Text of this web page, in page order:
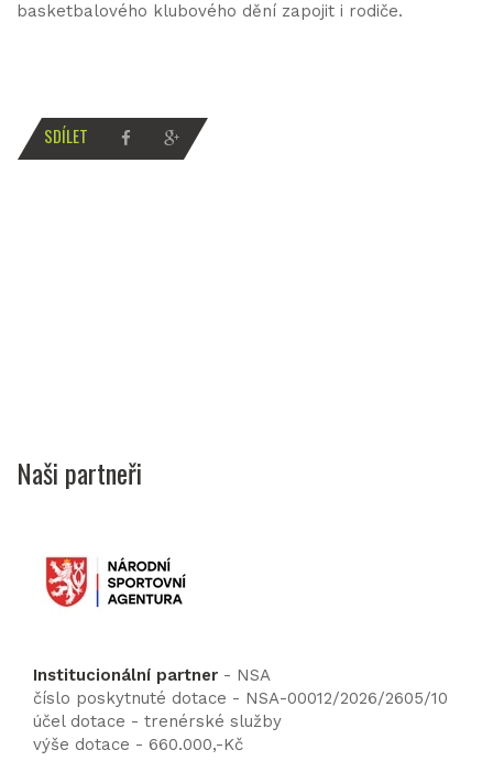
basketbalového klubového dění zapojit i rodiče.
SDÍLET
Naši partneři
Institucionální partner - NSA
číslo poskytnuté dotace - NSA-00012/2026/2605/10
účel dotace - trenérské služby
výše dotace - 660.000,-Kč